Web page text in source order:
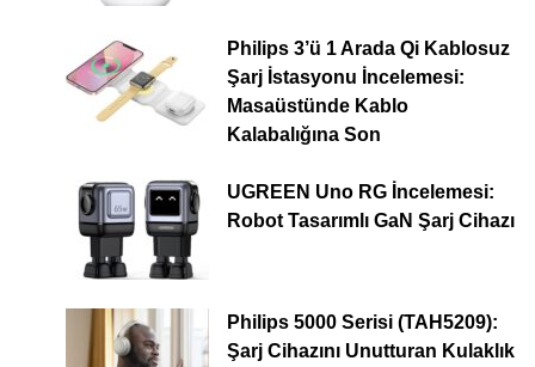
Philips 3’ü 1 Arada Qi Kablosuz
Şarj İstasyonu İncelemesi:
Masaüstünde Kablo
Kalabalığına Son
UGREEN Uno RG İncelemesi:
Robot Tasarımlı GaN Şarj Cihazı
Philips 5000 Serisi (TAH5209):
Şarj Cihazını Unutturan Kulaklık